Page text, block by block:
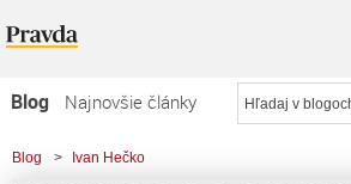
Blog
Najnovšie články
Najčítanejšie články
Blog > Ivan Hečko